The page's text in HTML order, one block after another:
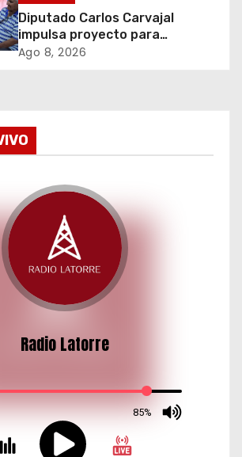
Diputado Carlos Carvajal
impulsa proyecto para
homenajear en vida al campeón
Ago 8, 2026